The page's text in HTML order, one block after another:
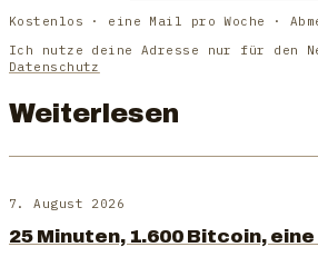
Kostenlos · eine Mail pro Woche ·
Ich nutze deine Adresse nur für den
Datenschutz
Weiterlesen
7. August 2026
25 Minuten, 1.600 Bitcoin,